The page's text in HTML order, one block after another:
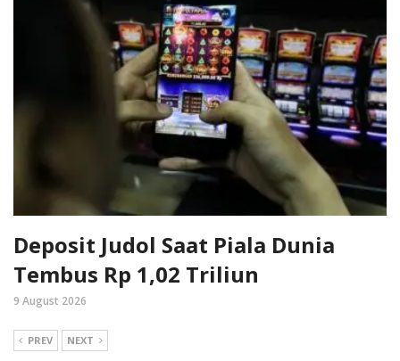
Deposit Judol Saat Piala Dunia
Tembus Rp 1,02 Triliun
9 August 2026
PREV NEXT